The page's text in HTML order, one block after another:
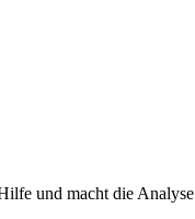
und macht die